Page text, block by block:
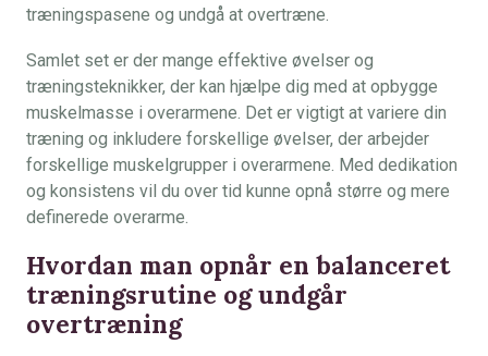
træningspasene og undgå at overtræne.
Samlet set er der mange effektive øvelser og
træningsteknikker, der kan hjælpe dig med at opbygge
muskelmasse i overarmene. Det er vigtigt at variere din
træning og inkludere forskellige øvelser, der arbejder
forskellige muskelgrupper i overarmene. Med dedikation
og konsistens vil du over tid kunne opnå større og mere
definerede overarme.
Hvordan man opnår en balanceret
træningsrutine og undgår
overtræning